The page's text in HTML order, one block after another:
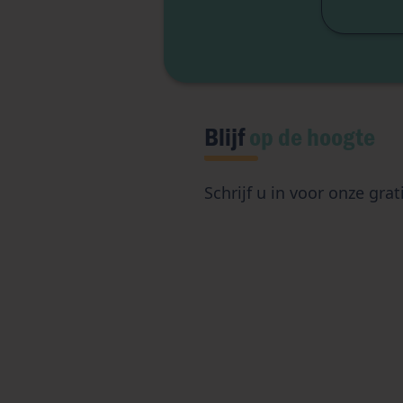
Blijfop de hoogte
Schrijf u in voor onze